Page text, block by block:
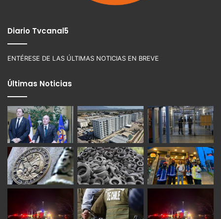
Diario Tvcanal5
ENTÉRESE DE LAS ÚLTIMAS NOTICIAS EN BREVE
Últimas Noticias